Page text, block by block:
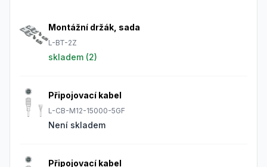
Montážní držák, sada
L-BT-2Z
skladem (2)
Připojovací kabel
L-CB-M12-15000-5GF
Není skladem
Připojovací kabel